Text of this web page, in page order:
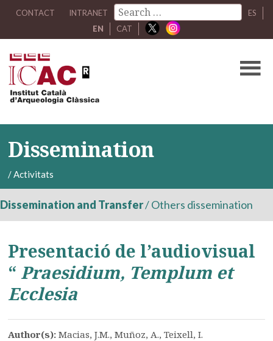
CONTACT INTRANET
ES
EN
CAT
Dissemination
/Activitats
Dissemination and Transfer/Others dissemination
Presentació de l’audiovisual
“ Praesidium, Templum et
Ecclesia
Author(s):Macias, J.M., Muñoz, A., Teixell, I.